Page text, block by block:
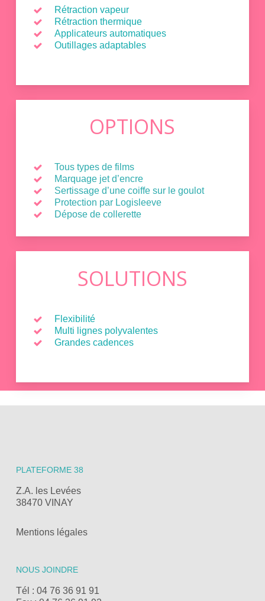
Rétraction vapeur
Rétraction thermique
Applicateurs automatiques
Outillages adaptables
OPTIONS
Tous types de films
Marquage jet d’encre
Sertissage d’une coiffe sur le goulot
Protection par Logisleeve
Dépose de collerette
SOLUTIONS
Flexibilité
Multi lignes polyvalentes
Grandes cadences
PLATEFORME 38
Z.A. les Levées
38470 VINAY
Mentions légales
NOUS JOINDRE
Tél : 04 76 36 91 91